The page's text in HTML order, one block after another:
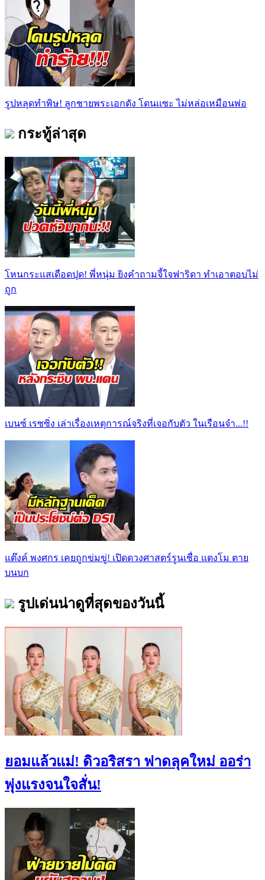
รูปหลุดทำพิษ! ลูกชายพระเอกดัง โดนเเซะ ไม่หล่อเหมือนพ่อ
กระทู้ล่าสุด
โหนกระแสเดือดปุด! พี่หนุ่ม ยิงคำถามจี้ใจฟาริดา ทำเอาตอบไม่
ถูก
เบนซ์ เรซซิ่ง เล่าเรื่องเหตุการณ์จริงที่เจอกับตัว ในเรือนจำ...!!
แต๊งค์ พงศกร เคยถูกข่มขู่! เปิดดวงศาสตร์รูนเชื่อ แตงโม ตาย
บนบก
รูปเด่นน่าดูที่สุดของวันนี้
ยอมแล้วแม่! ดิวอริสรา ฟาดลุคใหม่ ออร่า
พุ่งแรงจนใจสั่น!